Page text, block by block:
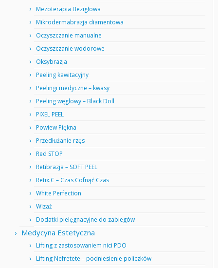
Mezoterapia Bezigłowa
Mikrodermabrazja diamentowa
Oczyszczanie manualne
Oczyszczanie wodorowe
Oksybrazja
Peeling kawitacyjny
Peelingi medyczne – kwasy
Peeling węglowy – Black Doll
PIXEL PEEL
Powiew Piękna
Przedłużanie rzęs
Red STOP
Retibrazja – SOFT PEEL
Retix.C – Czas Cofnąć Czas
White Perfection
Wizaż
Dodatki pielęgnacyjne do zabiegów
Medycyna Estetyczna
Lifting z zastosowaniem nici PDO
Lifting Nefretete – podniesienie policzków